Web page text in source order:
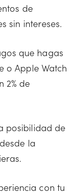
de
sin intereses.
que hagas
o Apple Watch
2% de
posibilidad de
la
con tu